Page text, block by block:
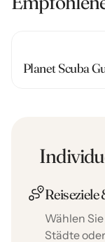
Planet Scuba
Wählen
Städte